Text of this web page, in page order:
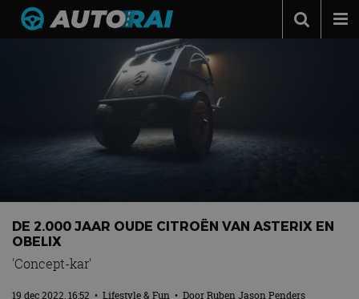
Automerken
Contact
MotorRAI.nl
DE 2.000 JAAR OUDE CITROËN VAN ASTERIX EN
OBELIX
'Concept-kar'
19 dec 2022, 16:52 • Lifestyle & Fun • DoorRuben Jason Penders